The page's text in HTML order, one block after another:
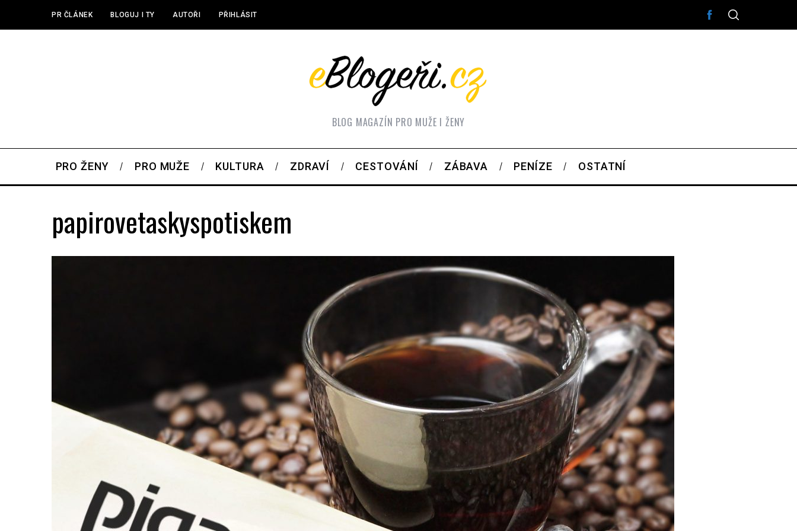
PR ČLÁNEK BLOGUJ I TY AUTOŘI PŘIHLÁSIT
BLOG MAGAZÍN PRO MUŽE I ŽENY
PRO ŽENY PRO MUŽE KULTURA ZDRAVÍ CESTOVÁNÍ ZÁBAVA PENÍZE OSTATNÍ
papirovetaskyspotiskem